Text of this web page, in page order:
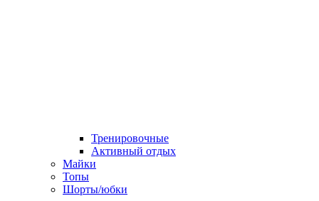
Тренировочные
Активный отдых
Майки
Топы
Шорты/юбки